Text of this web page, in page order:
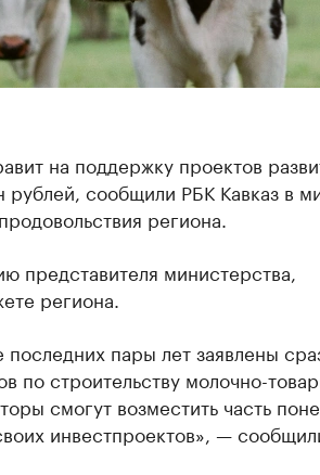
на поддержку проектов
сообщили РБК Кавказ в
региона.
представителя министерства,
региона.
последних пары лет заявлены
по строительству молочно-
смогут возместить часть
инвестпроектов», —